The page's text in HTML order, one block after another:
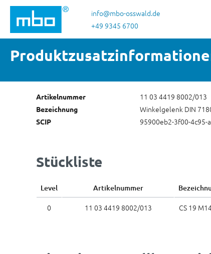
Hauptinhalt springen
Zur Suche springen
Zur Hauptnavigation springeninfo@mbo-osswald.de
+49 9345 6700
Artikelnummer 11 03 4419 8002/013
Bezeichnung Winkelgelenk DIN
SCIP 95900eb2-3f00-4c95-
Stückliste
Level Artikelnummer
0 11 03 4419 8002/013 CS 19